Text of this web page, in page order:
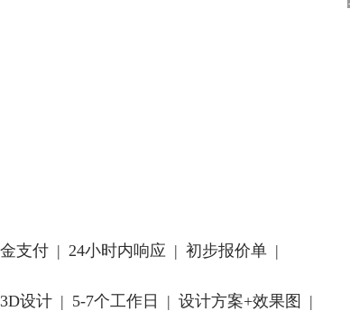
支付 | 24小时内响应 | 初步报价单 |
设计 | 5-7个工作日 | 设计方案+效果图 |